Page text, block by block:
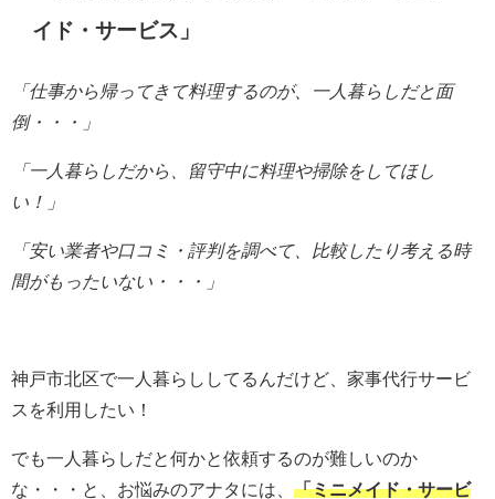
イド・サービス 」
「仕事から帰ってきて料理するのが、一人暮らしだと面
倒・・・」
「一人暮らしだから、留守中に料理や掃除をしてほし
い！」
「安い業者や口コミ・評判を調べて、比較したり考える時
間がもったいない・・・」
神戸市北区で一人暮らししてるんだけど、家事代行サービ
スを利用したい！
でも一人暮らしだと何かと依頼するのが難しいのか
な・・・と、お悩みのアナタには、 「ミニメイド・サービ